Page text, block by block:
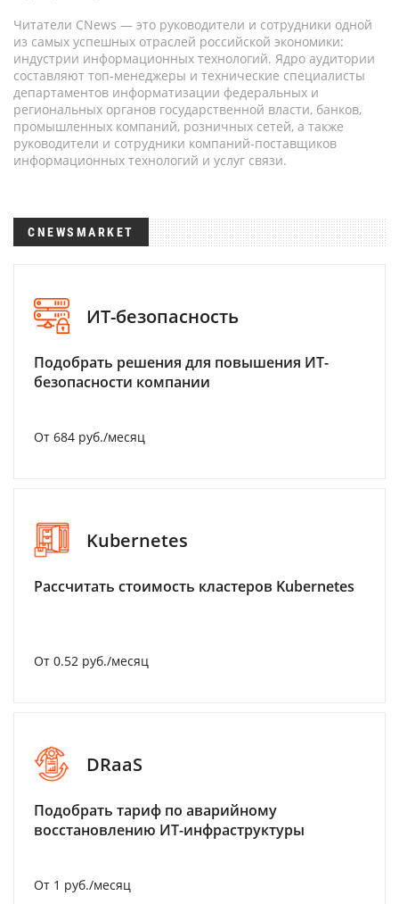
Читатели CNews — это руководители и сотрудники одной
из самых успешных отраслей российской экономики:
индустрии информационных технологий. Ядро аудитории
составляют топ-менеджеры и технические специалисты
департаментов информатизации федеральных и
региональных органов государственной власти, банков,
промышленных компаний, розничных сетей, а также
руководители и сотрудники компаний-поставщиков
информационных технологий и услуг связи.
CNEWSMARKET
ИТ-безопасность
Подобрать решения для повышения ИТ-
безопасности компании
От 684 руб./месяц
Kubernetes
Рассчитать стоимость кластеров Kubernetes
От 0.52 руб./месяц
DRaaS
Подобрать тариф по аварийному
восстановлению ИТ-инфраструктуры
От 1 руб./месяц